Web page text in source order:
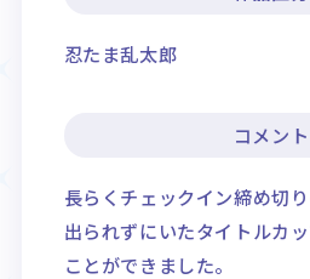
忍たま乱太郎
コメント
長らくチェックイン締め切
出られずにいたタイトルカ
ことができました。